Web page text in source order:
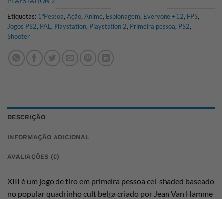
Etiquetas: 1ªPessoa, Ação, Anime, Espionagem, Everyone +12, FPS,
Jogos PS2, PAL, Playstation, Playstation 2, Primeira pessoa, PS2,
Shooter
DESCRIÇÃO
INFORMAÇÃO ADICIONAL
AVALIAÇÕES (0)
XIII é um jogo de tiro em primeira pessoa cel-shaded baseado
no popular quadrinho cult belga criado por Jean Van Hamme